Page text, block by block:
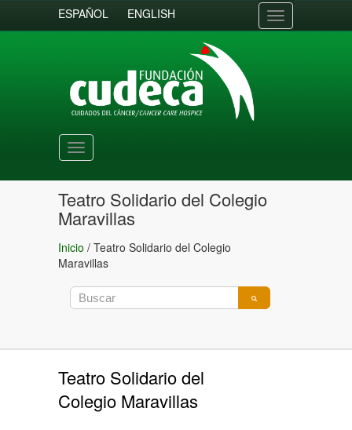
ESPAÑOL ENGLISH
Toggle
navigation
Toggle
navigation
Teatro Solidario del Colegio
Maravillas
Inicio / Teatro Solidario del Colegio
Maravillas
Teatro Solidario del
Colegio Maravillas